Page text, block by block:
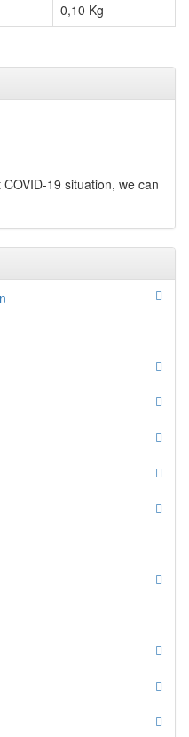
0,10 Kg
19 situation, we can